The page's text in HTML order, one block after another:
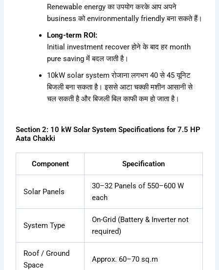
Renewable energy का उपयोग करके आप अपने
business को environmentally friendly बना सकते हैं।
Long-term ROI:
Initial investment recover होने के बाद हर month
pure saving में बदल जाती है।
10kW solar system रोजाना लगभग 40 से 45 यूनिट
बिजली बना सकता है। इससे आटा चक्की मशीन आसानी से
चल सकती है और बिजली बिल काफी कम हो जाता है।
Section 2: 10 kW Solar System Specifications for 7.5 HP
Aata Chakki
Component Specification
Solar Panels
30–32 Panels of 550–600 W
each
System Type
On-Grid (Battery & Inverter not
required)
Roof / Ground
Space
Approx. 60–70 sq.m